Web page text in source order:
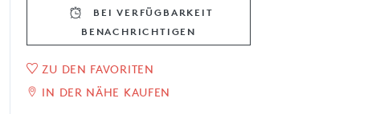
,Santus‘ Franciacorta
DOCG, Brut
BEI VERFÜGBARKEIT
BENACHRICH­TIGEN
ZU DEN FAVORITEN
IN DER NÄHE KAUFEN